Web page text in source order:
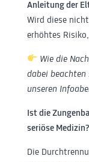
Anleitung der
Wird diese
erhöhtes
Wie die
dabei
unseren
Ist die
seriöse Medizin?
Die